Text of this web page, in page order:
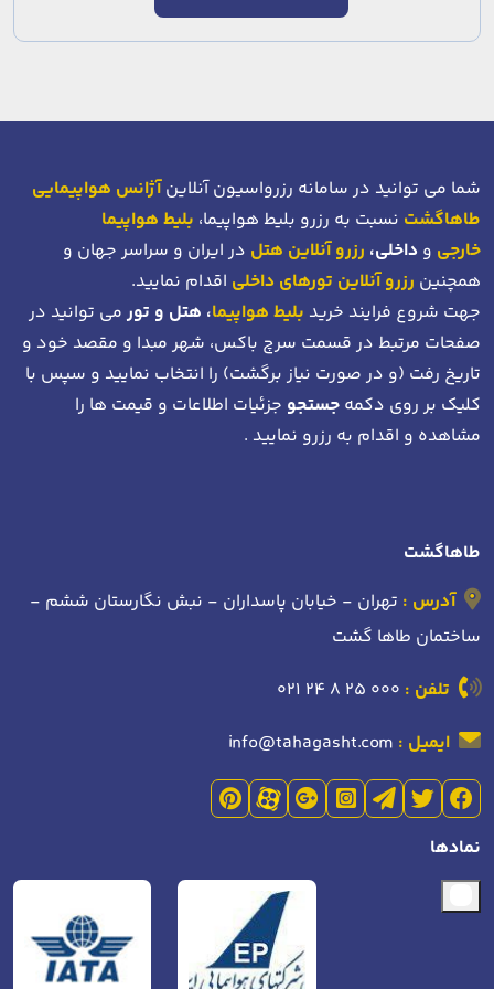
شما می توانید در سامانه رزرواسیون آنلاینآژانس هواپیمایی
طاهاگشت نسبت به رزرو بلیط هواپیما، بلیط هواپیما
خارجی و داخلی، رزرو آنلاین هتل در ایران و سراسر جهان و
همچنین رزرو آنلاین تورهای داخلی اقدام نمایید.
جهت شروع فرایند خرید بلیط هواپیما، هتل و تورمی توانید در
صفحات مرتبط در قسمت سرچ باکس، شهر مبدا و مقصد خود و
تاریخ رفت (و در صورت نیاز برگشت) را انتخاب نمایید و سپس با
کلیک بر روی دکمه جستجو جزئیات اطلاعات و قیمت ها را
مشاهده و اقدام به رزرو نمایید .
طاهاگشت
آدرس : تهران - خیابان پاسداران - نبش نگارستان ششم -
ساختمان طاها گشت
تلفن : 021 24 8 25 000
ایمیل : info@tahagasht.com
نمادها